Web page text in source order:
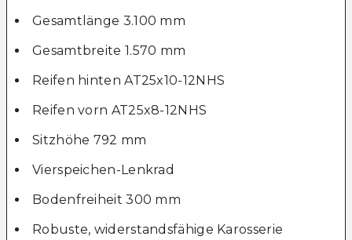
Gesamtlänge 3.100 mm
Gesamtbreite 1.570 mm
Reifen hinten AT25x10-12NHS
Reifen vorn AT25x8-12NHS
Sitzhöhe 792 mm
Vierspeichen-Lenkrad
Bodenfreiheit 300 mm
Robuste, widerstandsfähige Karosserie